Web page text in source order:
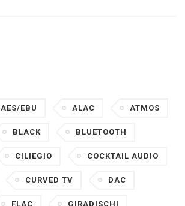
AES/EBU ALAC ATMOS
BLACK BLUETOOTH
CILIEGIO COCKTAIL AUDIO
CURVED TV DAC
FLAC GIRADISCHI